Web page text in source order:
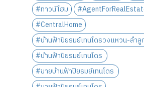
#ทาวน์โฮม
#CentralHome
#บ้านฟ้าปิยรมย์เทนโดรวงแหวน-ลำลู
#บ้านฟ้าปิยรมย์เทนโดร
#ขายบ้านฟ้าปิยรมย์เทนโดร